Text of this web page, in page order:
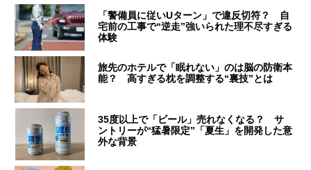
「警備員に従いUターン」で違反切符？ 自
宅前の工事で“逆走”強いられた理不尽すぎる
体験
旅先のホテルで「眠れない」のは脳の防衛本
能？ 高すぎる枕を調整する“裏技”とは
35度以上で「ビール」売れなくなる？ サ
ントリーが“猛暑限定”「夏生」を開発した意
外な背景